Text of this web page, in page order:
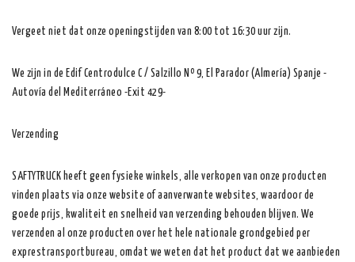
Vergeet niet dat onze openingstijden van 8:00 tot 16:30 uur zijn.
We zijn in de Edif Centrodulce C / Salzillo Nº 9, El Parador (Almería) Spanje -
Autovía del Mediterráneo -Exit 429-
Verzending
SAFTYTRUCK heeft geen fysieke winkels, alle verkopen van onze producten
vinden plaats via onze website of aanverwante websites, waardoor de
goede prijs, kwaliteit en snelheid van verzending behouden blijven. We
verzenden al onze producten over het hele nationale grondgebied per
exprestransportbureau, omdat we weten dat het product dat we aanbieden